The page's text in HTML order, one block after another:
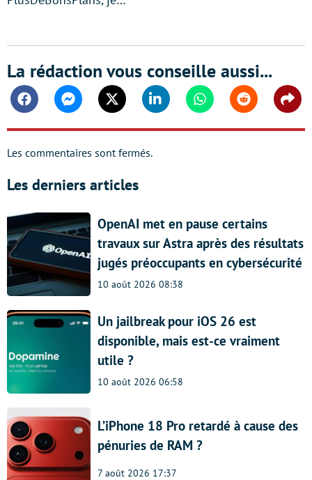
La rédaction vous conseille aussi...
FacebookMessengerTwitter Linkedin WhatsappReddit
Les commentaires sont fermés.
Les derniers articles
OpenAI met en pause certains
travaux sur Astra après des résultats
jugés préoccupants en cybersécurité
10 août 2026 08:38
Un jailbreak pour iOS 26 est
disponible, mais est-ce vraiment
utile ?
10 août 2026 06:58
L’iPhone 18 Pro retardé à cause des
pénuries de RAM ?
7 août 2026 17:37